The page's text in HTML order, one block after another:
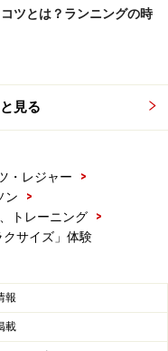
ってみましょう」と
た。
でもないので、これ
きません。数分おこ
に組んでみると、あ
もすぐに元に戻って
切。年齢に関係なく
が増してくるそうで
レッチングをアシス
、ちゃんとインナー
ツとは？ランニングの時
見る
・レジャー
>
ン
>
トレーニング
>
サイズ」体験
報
載